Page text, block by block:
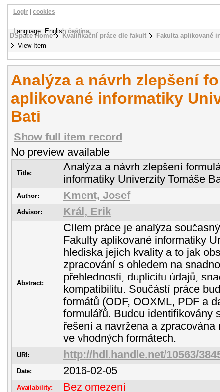
DSpace Home Kvalifikační práce dle fakult
Fakulta aplikované
View Item
Login cookies
Language: Englishčeština
Analýza a návrh zlepšení
aplikované informatiky
Bati
Show full item record
No preview available
Title:
Analýza a návrh zlepšení
informatiky Univerzity Tomáše
Author: Kment, Josef
Advisor: Král, Erik
Abstract:
Cílem práce je analýza
Fakulty aplikované informatiky
hlediska jejich kvality a to jak
zpracování s ohledem na
přehlednosti, duplicitu údajů,
kompatibilitu. Součástí práce
formátů (ODF, OOXML, PDF a
formulářů. Budou identifikovány
řešení a navržena a zpracována
ve vhodných formátech.
URI: http://hdl.handle.net/10563/
Date: 2016-02-05
Availability: Bez omezení